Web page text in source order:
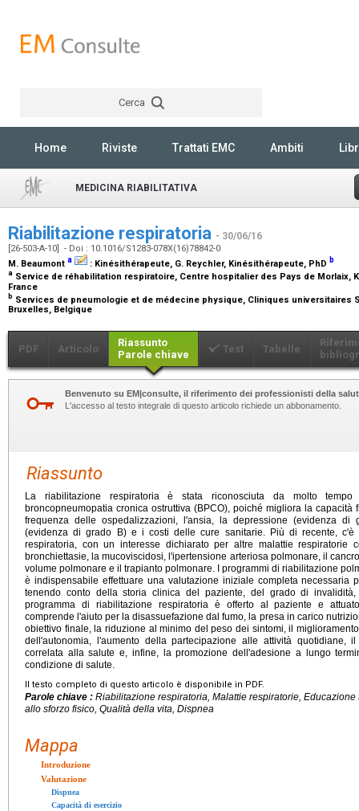
Cerca
Home Riviste Trattati EMC Ambiti
MEDICINA RIABILITATIVA
Riabilitazione respiratoria - 30/06/16
[26-503-A-10] - Doi : 10.1016/S1283-078X(16)78842-0
M. Beaumont a : Kinésithérapeute, G. Reychler, Kinésithérapeute, PhD b
a Service de réhabilitation respiratoire, Centre hospitalier des Pays de Morlaix,
France
b Services de pneumologie et de médecine physique, Cliniques universitaires
Bruxelles, Belgique
PDF Articolo
Riassunto
Parole chiave
Test Tabelle
Benvenuto su EM|consulte, il riferimento dei professionisti della
L'accesso al testo integrale di questo articolo richiede un abbonamento.
Riassunto
La riabilitazione respiratoria è stata riconosciuta da molto
broncopneumopatia cronica ostruttiva (BPCO), poiché migliora la
frequenza delle ospedalizzazioni, l'ansia, la depressione (evidenza
(evidenza di grado B) e i costi delle cure sanitarie. Più di recente, c'è
respiratoria, con un interesse dichiarato per altre malattie respiratorie
bronchiettasie, la mucoviscidosi, l'ipertensione arteriosa polmonare, il
volume polmonare e il trapianto polmonare. I programmi di riabilitazione
è indispensabile effettuare una valutazione iniziale completa necessaria
tenendo conto della storia clinica del paziente, del grado di
programma di riabilitazione respiratoria è offerto al paziente e
comprende l'aiuto per la disassuefazione dal fumo, la presa in carico
obiettivo finale, la riduzione al minimo del peso dei sintomi, il
dell'autonomia, l'aumento della partecipazione alle attività quotidiane,
correlata alla salute e, infine, la promozione dell'adesione a lungo
condizione di salute.
Il testo completo di questo articolo è disponibile in PDF.
Parole chiave : Riabilitazione respiratoria, Malattie respiratorie,
allo sforzo fisico, Qualità della vita, Dispnea
Mappa
Introduzione
Valutazione
Dispnea
Capacità di esercizio